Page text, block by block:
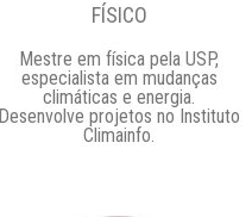
FÍSICO
Mestre em física pela USP,
especialista em mudanças
climáticas e energia.
Desenvolve projetos no Instituto
Climainfo.